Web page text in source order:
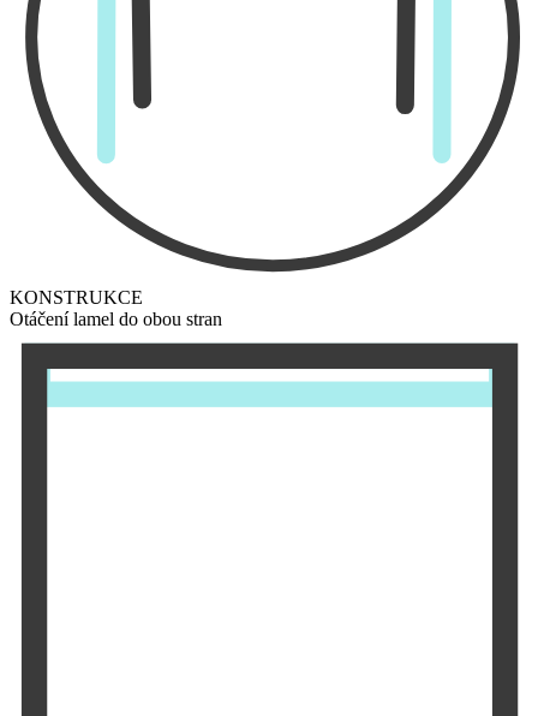
KONSTRUKCE
Otáčení lamel do obou stran